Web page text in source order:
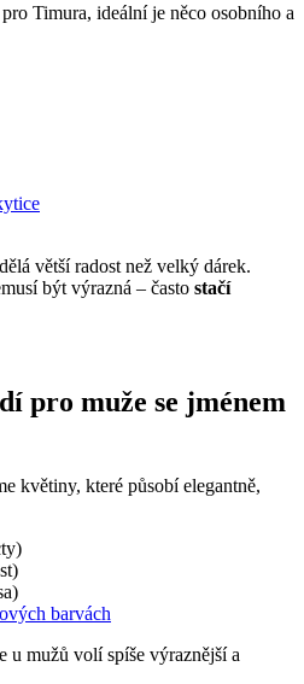
Timura, ideální je něco osobního a
větší radost než velký dárek.
být výrazná – často stačí
pro muže se jménem
květiny, které působí elegantně,
barvách
u mužů volí spíše výraznější a